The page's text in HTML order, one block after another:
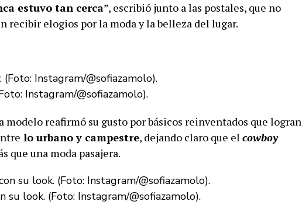
estuvo tan cerca”, escribió junto a las postales, que no
recibir elogios por la moda y la belleza del lugar.
Instagram/@sofiazamolo).
modelo reafirmó su gusto por básicos reinventados que logran
lo urbano y campestre, dejando claro que el cowboy
que una moda pasajera.
su look. (Foto: Instagram/@sofiazamolo).